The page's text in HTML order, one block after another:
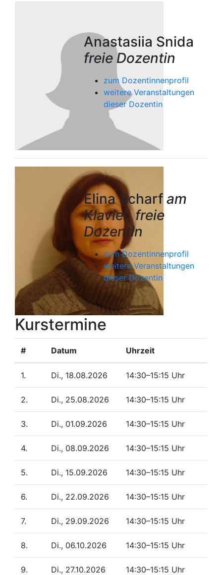
Anastasiia Snida
freie Dozentin
zum Dozentinnenprofil
weitere Veranstaltungen
dieser Dozentin
Elina Scharfam
Klavier, freie
Dozentin
zum Dozentinnenprofil
weitere Veranstaltungen
dieser Dozentin
Kurstermine
# Datum Uhrzeit
1. Di., 18.08.2026 14:30–15:15 Uhr
2. Di., 25.08.2026 14:30–15:15 Uhr
3. Di., 01.09.2026 14:30–15:15 Uhr
4. Di., 08.09.2026 14:30–15:15 Uhr
5. Di., 15.09.2026 14:30–15:15 Uhr
6. Di., 22.09.2026 14:30–15:15 Uhr
7. Di., 29.09.2026 14:30–15:15 Uhr
8. Di., 06.10.2026 14:30–15:15 Uhr
9. Di., 27.10.2026 14:30–15:15 Uhr